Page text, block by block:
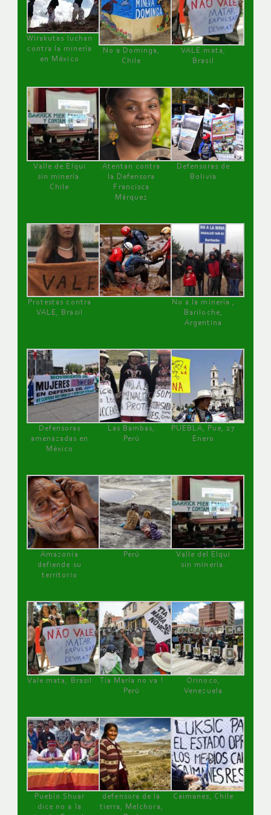
Wirakutas luchan
contra la minería
en México
No a Dominga,
Chile
VALE mata,
Brasil
Valle de Elqui
sin minería.
Chile
Atentan contra
la Defensora
Francisca
Márquez
Defensoras de
Bolivia
Protestas contra
VALE, Brasil
No a la minería ,
Bariloche,
Argentina
Defensoras
amenazadas en
México
Las Bambas,
Perú
PUEBLA, Pue, 27
Enero
Amazonía
defiende su
territorio
Perú
Valle del Elqui
sin minería.
Vale mata, Brasil
Tía María no va !
Perú
Orinoco,
Venezuela
Pueblo Shuar
dice no a la
defensora de la
tierra, Melchora,
Caimanes, Chile